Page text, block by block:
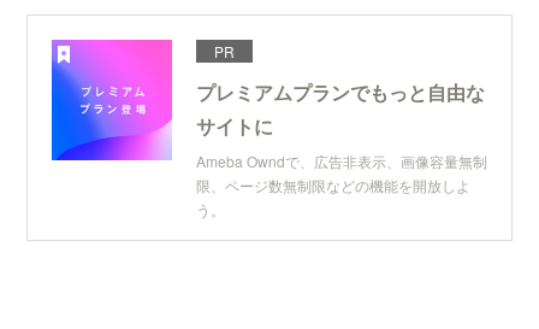
PR
プレミアムプランでもっと自由な
サイトに
Ameba Owndで、広告非表示、画像容量無制
限、ページ数無制限などの機能を開放しよ
う。